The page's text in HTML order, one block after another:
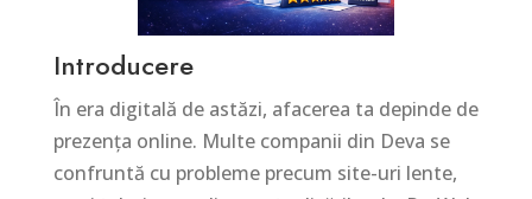
Introducere
În era digitală de astăzi, afacerea ta depinde de
prezența online. Multe companii din Deva se
confruntă cu probleme precum site-uri lente,